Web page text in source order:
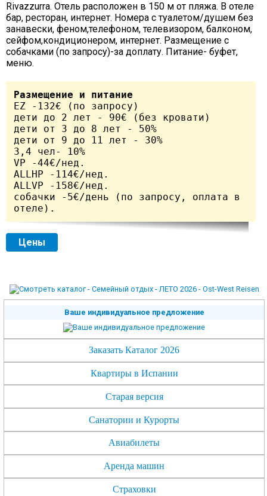
Rivazzurra. Отель расположен в 150 м от пляжа. В отеле
бар, ресторан, интернет. Номера с туалетом/душем без
занавески, феном,телефоном, телевизором, балконом,
сейфом,кондиционером, интернет. Размещение с
собачками (по запросу)-за доплату. Питание- буфет,
меню.
Размещение и питание
EZ -132€ (по запросу)
дети до 2 лет - 90€ (без кровати)
дети от 3 до 8 лет - 50%
дети от 9 до 11 лет - 30%
3,4 чел- 10%
VP -44€/нед.
ALLHP -114€/нед.
ALLVP -158€/нед.
собачки -5€/день (по запросу, оплата в
Цены
Ваше индивидуальное предложение
Заказать Каталог 2026
Квартиры в Испании
Старая версия
Санатории и Курорты
Авиабилеты
Аренда машин
Страховки